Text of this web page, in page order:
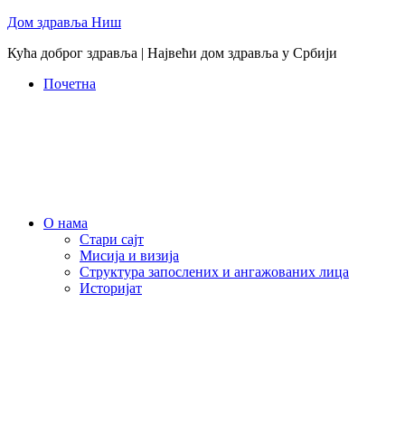
Skip
content
Дом здравља Ниш
Кућа доброг здравља | Највећи дом здравља у Србији
Почетна
О нама
Стари сајт
Мисија и визија
Структура запослених и ангажованих лица
Историјат